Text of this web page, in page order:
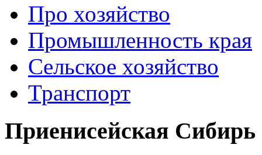
Про хозяйство
Промышленность края
Сельское хозяйство
Транспорт
Приенисейская Сибирь